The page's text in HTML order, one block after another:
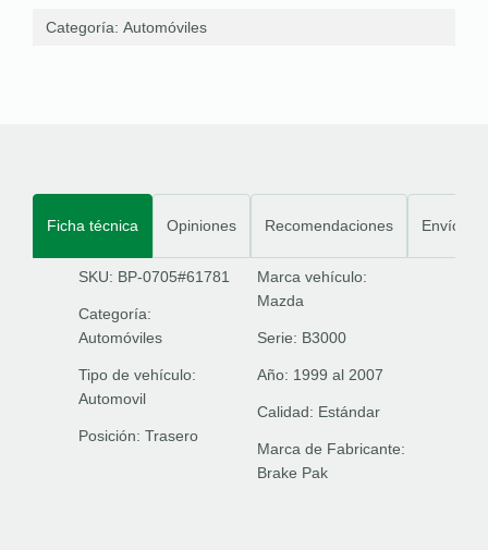
Categoría: Automóviles
Ficha técnica Opiniones Recomendaciones Envíos
SKU: BP-0705#61781
Categoría:
Automóviles
Tipo de vehículo:
Automovil
Posición: Trasero
Marca vehículo:
Mazda
Serie: B3000
Año: 1999 al 2007
Calidad: Estándar
Marca de Fabricante:
Brake Pak